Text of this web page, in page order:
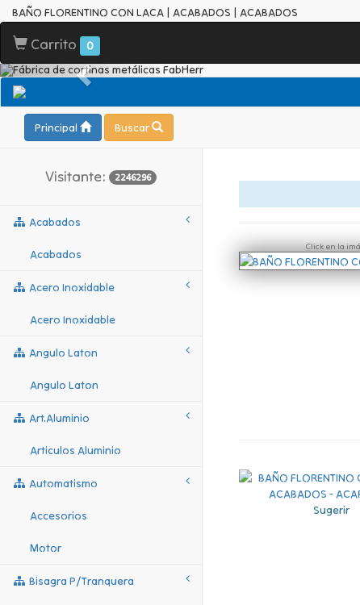
BAÑO FLORENTINO CON LACA | ACABADOS | ACABADOS
Carrito 0
Principal Buscar
Visitante: 2246296
Acabados
Acabados
Acero Inoxidable
Acero Inoxidable
Angulo Laton
Angulo Laton
Art.aluminio
Articulos Aluminio
Automatismo
Accesorios
Motor
Bisagra P/tranquera
Click en la
Sugerir